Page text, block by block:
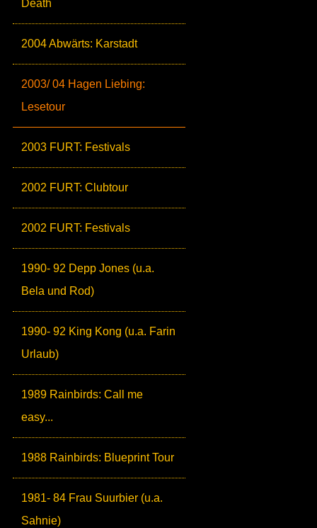
Death
2004 Abwärts: Karstadt
2003/ 04 Hagen Liebing:
Lesetour
2003 FURT: Festivals
2002 FURT: Clubtour
2002 FURT: Festivals
1990- 92 Depp Jones (u.a.
Bela und Rod)
1990- 92 King Kong (u.a. Farin
Urlaub)
1989 Rainbirds: Call me
easy...
1988 Rainbirds: Blueprint Tour
1981- 84 Frau Suurbier (u.a.
Sahnie)